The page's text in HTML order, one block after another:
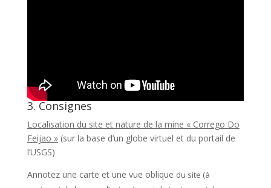
3. Consignes
Localisation du site et nature de la mine « Corrego Do
Feijao »(sur la base d’un globe virtuel et du portail de
l’USGS)
Annotez une carte et une vue oblique du site (à